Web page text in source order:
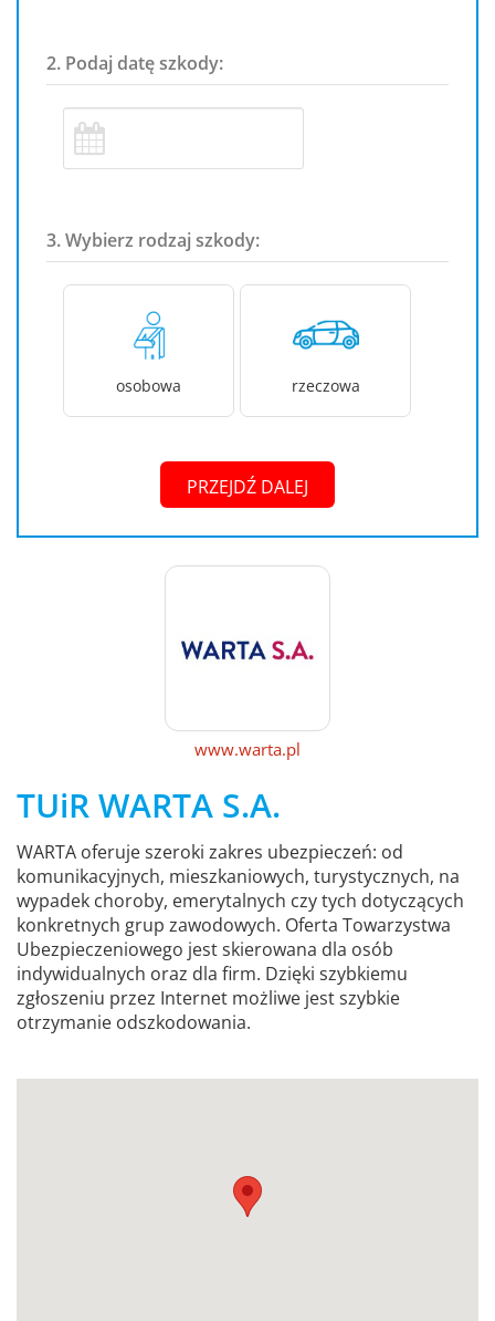
2. Podaj datę szkody:
3. Wybierz rodzaj szkody:
osobowa rzeczowa
PRZEJDŹ DALEJ
www.warta.pl
TUiR WARTA S.A.
WARTA oferuje szeroki zakres ubezpieczeń: od
komunikacyjnych, mieszkaniowych, turystycznych, na
wypadek choroby, emerytalnych czy tych dotyczących
konkretnych grup zawodowych. Oferta Towarzystwa
Ubezpieczeniowego jest skierowana dla osób
indywidualnych oraz dla firm. Dzięki szybkiemu
zgłoszeniu przez Internet możliwe jest szybkie
otrzymanie odszkodowania.